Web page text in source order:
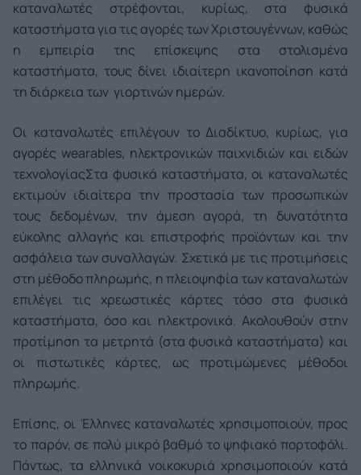
καταναλωτές στρέφονται, κυρίως, στα φυσικά
καταστήματα για τις αγορές των Χριστουγέννων, καθώς
η εμπειρία της επίσκεψης στα στολισμένα
καταστήματα, τους δίνει ιδιαίτερη ικανοποίηση κατά
τη διάρκεια των γιορτινών ημερών.
Οι καταναλωτές επιλέγουν το Διαδίκτυο, κυρίως, για
αγορές wearables, ηλεκτρονικών παιχνιδιών και ειδών
τεχνολογίαςΣτα φυσικά καταστήματα, οι καταναλωτές
εκτιμούν ιδιαίτερα την προστασία των προσωπικών
τους δεδομένων, την άμεση αγορά, τη δυνατότητα
εύκολης αλλαγής και επιστροφής προϊόντων και την
ασφάλεια των συναλλαγών. Σχετικά με τις προτιμήσεις
στη μέθοδο πληρωμής, η πλειοψηφία των καταναλωτών
επιλέγει τις χρεωστικές κάρτες τόσο στα φυσικά
καταστήματα, όσο και ηλεκτρονικά. Ακολουθούν στην
προτίμηση τα μετρητά (στα φυσικά καταστήματα) και
οι πιστωτικές κάρτες, ως προτιμώμενες μέθοδοι
πληρωμής.
Επίσης, οι Έλληνες καταναλωτές χρησιμοποιούν, προς
το παρόν, σε πολύ μικρό βαθμό το ψηφιακό πορτοφόλι.
Πάντως, τα ελληνικά νοικοκυριά χρησιμοποιούν κατά